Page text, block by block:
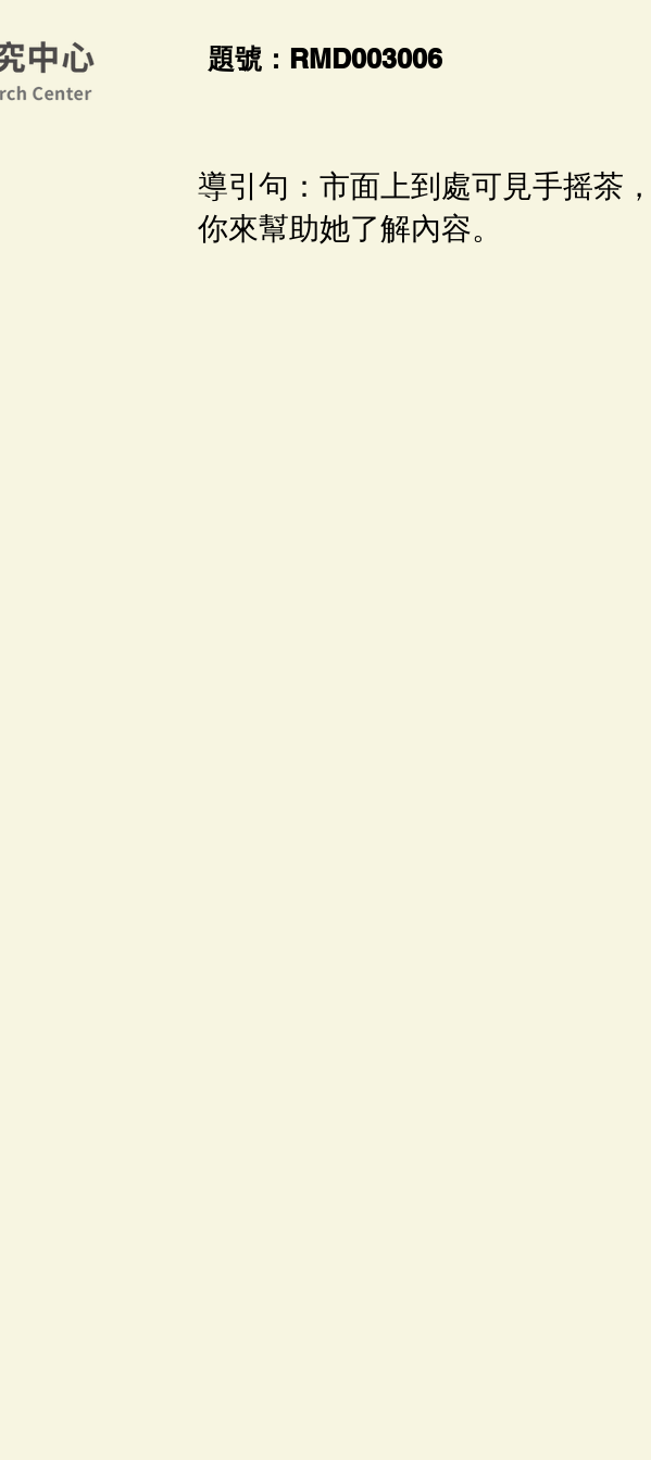
​題號：RMD003006
導引句：市面上到處可見手摇茶
你來幫助她了解內容。